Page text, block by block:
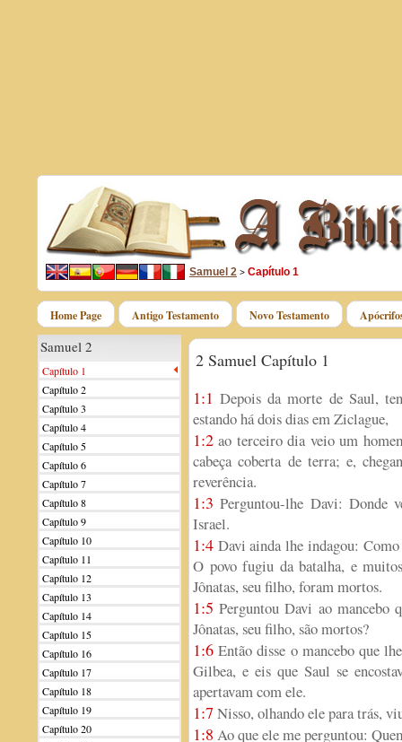
Samuel 2 > Capítulo 1
Home Page Antigo Testamento Novo Testamento
Samuel 2
Capítulo 1
Capítulo 2
Capítulo 3
Capítulo 4
Capítulo 5
Capítulo 6
Capítulo 7
Capítulo 8
Capítulo 9
Capítulo 10
Capítulo 11
Capítulo 12
Capítulo 13
Capítulo 14
Capítulo 15
Capítulo 16
Capítulo 17
Capítulo 18
Capítulo 19
Capítulo 20
2 Samuel Capítulo 1
1:1 Depois da morte de Saul,
estando há dois dias em Ziclague,
1:2 ao terceiro dia veio um
cabeça coberta de terra; e,
reverência.
1:3 Perguntou-lhe Davi: Donde
Israel.
1:4 Davi ainda lhe indagou:
O povo fugiu da batalha, e
Jônatas, seu filho, foram mortos.
1:5 Perguntou Davi ao mancebo
Jônatas, seu filho, são mortos?
1:6 Então disse o mancebo que
Gilbea, e eis que Saul se
apertavam com ele.
1:7 Nisso, olhando ele para trás,
1:8 Ao que ele me perguntou: